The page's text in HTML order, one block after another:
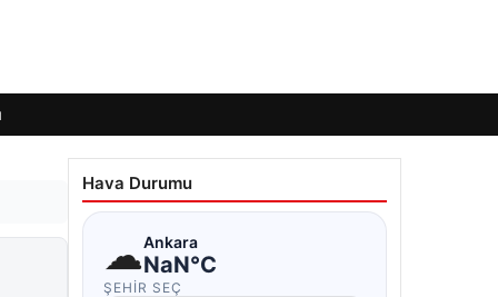
Hava Durumu
☁Ankara
NaN°C
ŞEHIR SEÇ